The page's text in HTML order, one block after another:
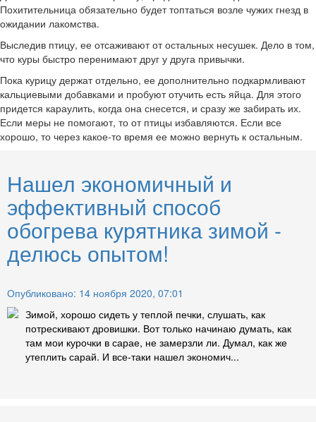
Похитительница обязательно будет топтаться возле чужих гнезд в
ожидании лакомства.
Выследив птицу, ее отсаживают от остальных несушек. Дело в том,
что куры быстро перенимают друг у друга привычки.
Пока курицу держат отдельно, ее дополнительно подкармливают
кальциевыми добавками и пробуют отучить есть яйца. Для этого
придется караулить, когда она снесется, и сразу же забирать их.
Если меры не помогают, то от птицы избавляются. Если все
хорошо, то через какое-то время ее можно вернуть к остальным.
Нашел экономичный и
эффективный способ
обогрева курятника зимой -
делюсь опытом!
Опубликовано: 14 ноября 2020, 07:01
Зимой, хорошо сидеть у теплой печки, слушать, как
потрескивают дровишки. Вот только начинаю думать, как
там мои курочки в сарае, не замерзли ли. Думал, как же
утеплить сарай. И все-таки нашел экономич...